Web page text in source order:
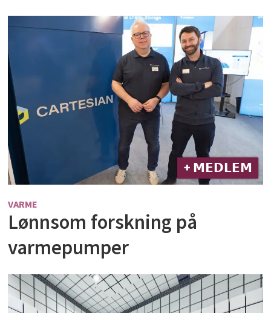
+ 𝗠𝗘𝗗𝗟𝗘𝗠
VARME
Lønnsom forskning på
varmepumper